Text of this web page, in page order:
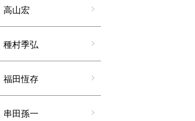
高山宏
種村季弘
福田恆存
串田孫一